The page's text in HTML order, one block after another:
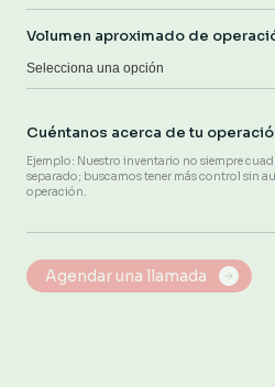
Volumen aproximado de
Selecciona una opción
Cuéntanos acerca de tu